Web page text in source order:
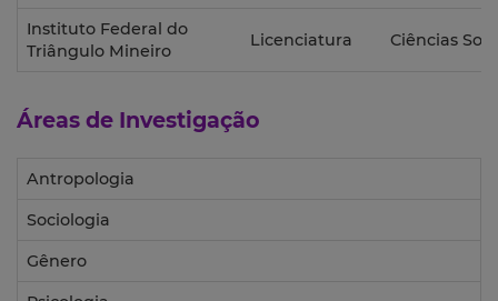
Instituto Federal do
Triângulo Mineiro
Licenciatura Ciências
Áreas de Investigação
Antropologia
Sociologia
Gênero